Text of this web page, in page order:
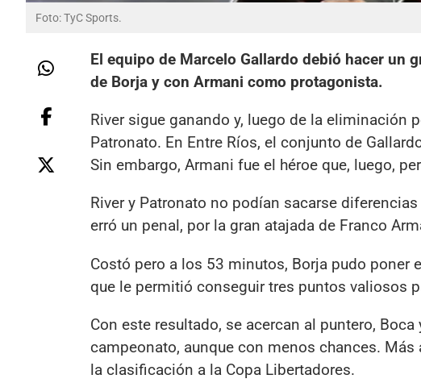
Foto: TyC Sports.
El equipo de Marcelo Gallardo debió hacer un
de Borja y con Armani como protagonista.
River sigue ganando y, luego de la eliminación
Patronato. En Entre Ríos, el conjunto de
Sin embargo, Armani fue el héroe que, luego,
River y Patronato no podían sacarse
erró un penal, por la gran atajada de Franco
Costó pero a los 53 minutos, Borja pudo poner
que le permitió conseguir tres puntos valiosos
Con este resultado, se acercan al puntero,
campeonato, aunque con menos chances.
la clasificación a la Copa Libertadores.